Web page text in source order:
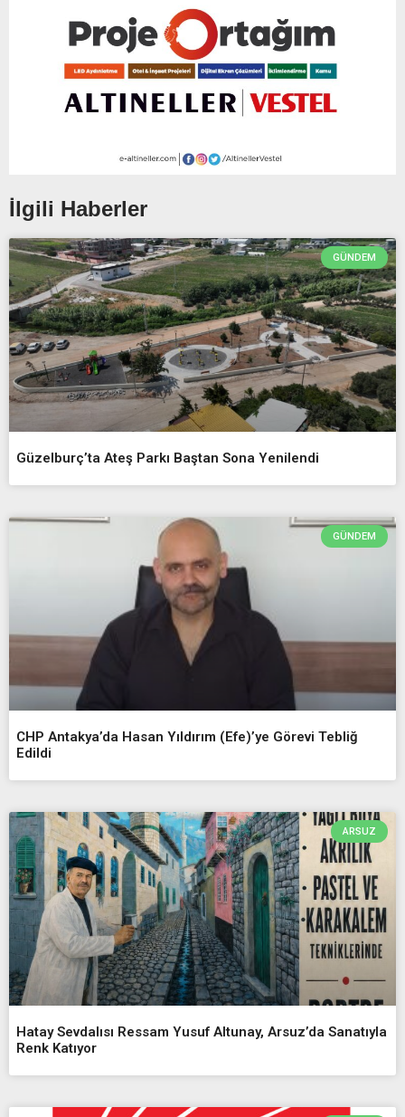
İlgili Haberler
GÜNDEM
Güzelburç’ta Ateş Parkı Baştan Sona Yenilendi
GÜNDEM
CHP Antakya’da Hasan Yıldırım (Efe)’ye Görevi Tebliğ
Edildi
ARSUZ
Hatay Sevdalısı Ressam Yusuf Altunay, Arsuz’da Sanatıyla
Renk Katıyor